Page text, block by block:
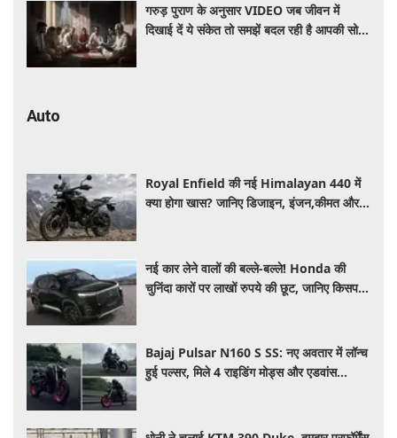
गरुड़ पुराण के अनुसार VIDEO जब जीवन में
दिखाई दें ये संकेत तो समझें बदल रही है आपकी सोच
Auto
Royal Enfield की नई Himalayan 440 में
क्या होगा खास? जानिए डिजाइन, इंजन,कीमत और
नई कार लेने वालों की बल्ले-बल्ले! Honda की
चुनिंदा कारों पर लाखों रुपये की छूट, जानिए किसपर-
Bajaj Pulsar N160 S SS: नए अवतार में लॉन्च
हुई पल्सर, मिले 4 राइडिंग मोड्स और एडवांस